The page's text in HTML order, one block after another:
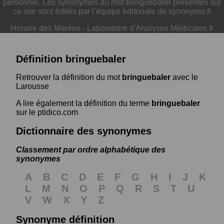
personnel. Les synonymes du mot bringuebaler présentés sur
ce site sont édités par l’équipe éditoriale de synonymo.fr
Horaire des Marées - Laboratoire d'Analyses Médicales.fr
Définition bringuebaler
Retrouver la définition du mot bringuebaler avec le
Larousse
A lire également la définition du terme bringuebaler
sur le ptidico.com
Dictionnaire des synonymes
Classement par ordre alphabétique des
synonymes
A B C D E F G H I J
K
L
M N O P Q R S T
U
V
W X Y
Z
Synonyme définition